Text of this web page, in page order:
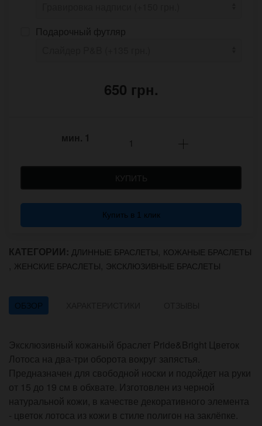
Подарочный футляр
650 грн.
мин. 1
КУПИТЬ
Купить в 1 клик
КАТЕГОРИИ: ДЛИННЫЕ БРАСЛЕТЫ, КОЖАНЫЕ БРАСЛЕТЫ
, ЖЕНСКИЕ БРАСЛЕТЫ, ЭКСКЛЮЗИВНЫЕ БРАСЛЕТЫ
ОБЗОР
Эксклюзивный кожаный браслет Pride&Bright Цветок
Лотоса на два-три оборота вокруг запястья.
Предназначен для свободной носки и подойдет на руки
от 15 до 19 см в обхвате. Изготовлен из черной
натуральной кожи, в качестве декоративного элемента
- цветок лотоса из кожи в стиле полигон на заклёпке.